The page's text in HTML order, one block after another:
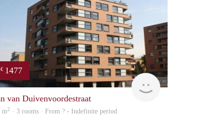
€ 1477
finder
van Duivenvoordestraat
m2 · 3 rooms · From ? - Indefinite period